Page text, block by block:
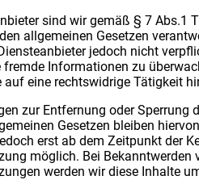
sind wir gemäß § 7 Abs.1
allgemeinen Gesetzen
jedoch nicht
fremde Informationen zu
auf eine rechtswidrige Tätigkeit
zur Entfernung oder Sperrung
Gesetzen bleiben
erst ab dem Zeitpunkt der
möglich. Bei Bekanntwerden
werden wir diese Inhalte